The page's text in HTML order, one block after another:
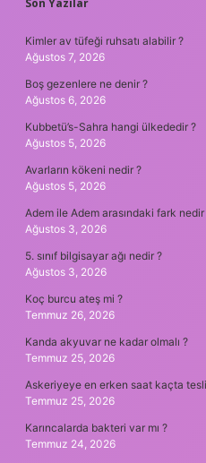
SIDEBAR
Kimler av tüfeği ruhsatı alabilir ?
Ağustos 7, 2026
Boş gezenlere ne denir ?
Ağustos 6, 2026
Kubbetü’s-Sahra hangi ülkededir ?
Ağustos 5, 2026
Avarların kökeni nedir ?
Ağustos 5, 2026
Adem ile Adem arasındaki fark nedir
Ağustos 3, 2026
5. sınıf bilgisayar ağı nedir ?
Ağustos 3, 2026
Koç burcu ateş mi ?
Temmuz 26, 2026
Kanda akyuvar ne kadar olmalı ?
Temmuz 25, 2026
Askeriyeye en erken saat kaçta
Temmuz 25, 2026
Karıncalarda bakteri var mı ?
Temmuz 24, 2026